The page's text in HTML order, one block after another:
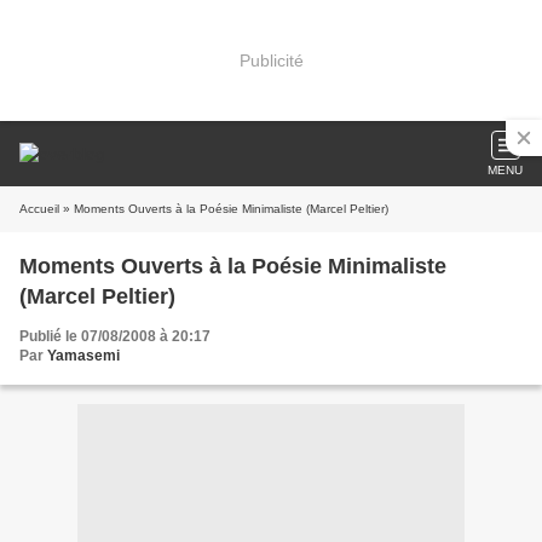
Publicité
MENU
Accueil » Moments Ouverts à la Poésie Minimaliste (Marcel Peltier)
Moments Ouverts à la Poésie Minimaliste
(Marcel Peltier)
Publié le 07/08/2008 à 20:17
Par Yamasemi